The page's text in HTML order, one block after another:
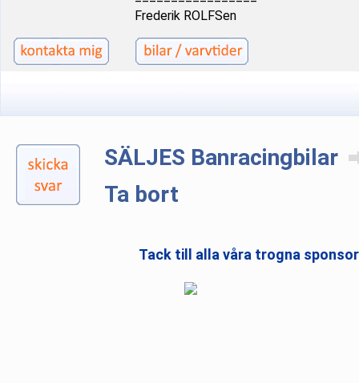
Frederik ROLFSen
SÄLJES Banracingbilar
Ta bort
Tack till alla våra trogna